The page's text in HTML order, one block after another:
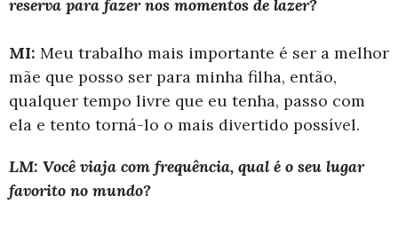
reserva para fazer nos momentos de lazer?
MI: Meu trabalho mais importante é ser a melhor
mãe que posso ser para minha filha, então,
qualquer tempo livre que eu tenha, passo com
ela e tento torná-lo o mais divertido possível.
LM: Você viaja com frequência, qual é o seu lugar
favorito no mundo?